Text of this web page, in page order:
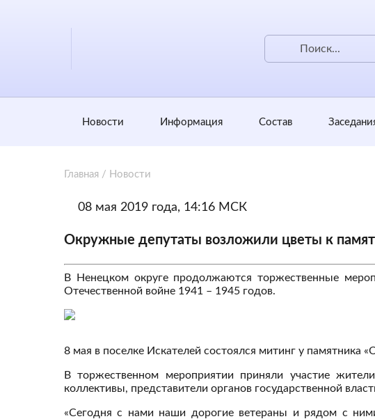
Новости Информация Состав
Главная / Новости
08 мая 2019 года, 14:16 МСК
Окружные депутаты возложили цветы к
В Ненецком округе продолжаются торжественные
Отечественной войне 1941 – 1945 годов.
8 мая в поселке Искателей состоялся митинг у памятника
В торжественном мероприятии приняли участие
коллективы, представители органов государственной
«Сегодня с нами наши дорогие ветераны и рядом с